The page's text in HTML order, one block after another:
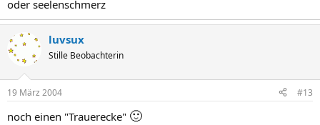
oder seelenschmerz
luvsux
Stille Beobachterin
19 März 2004 #13
noch einen "Trauerecke" 🙂